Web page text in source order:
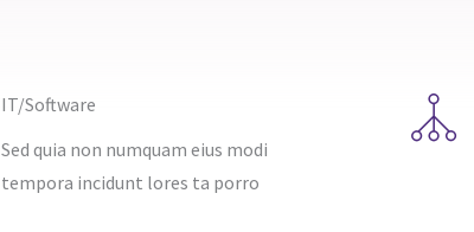
IT/Software
Sed quia non numquam eius modi
tempora incidunt lores ta porro